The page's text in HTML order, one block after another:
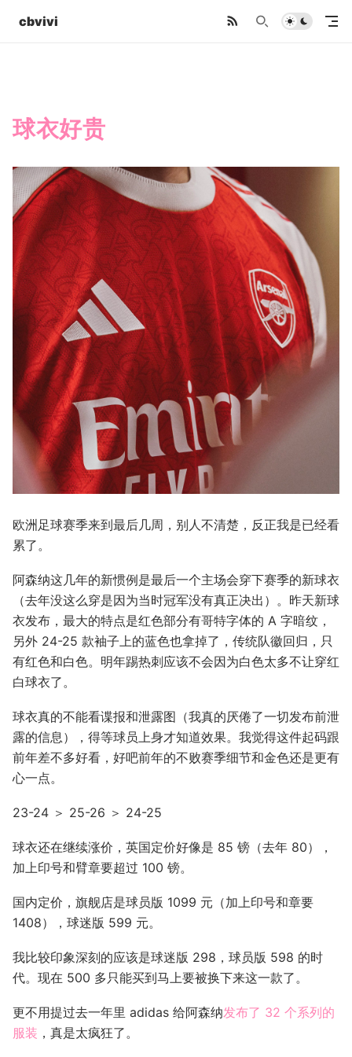
cbvivi
球衣好贵
欧洲足球赛季来到最后几周，别人不清楚，反正我是已经看
累了。
阿森纳这几年的新惯例是最后一个主场会穿下赛季的新球衣
（去年没这么穿是因为当时冠军没有真正决出）。昨天新球
衣发布，最大的特点是红色部分有哥特字体的 A 字暗纹，
另外 24-25 款袖子上的蓝色也拿掉了，传统队徽回归，只
有红色和白色。明年踢热刺应该不会因为白色太多不让穿红
白球衣了。
球衣真的不能看谍报和泄露图（我真的厌倦了一切发布前泄
露的信息），得等球员上身才知道效果。我觉得这件起码跟
前年差不多好看，好吧前年的不败赛季细节和金色还是更有
心一点。
23-24 ＞ 25-26 ＞ 24-25
球衣还在继续涨价，英国定价好像是 85 镑（去年 80），
加上印号和臂章要超过 100 镑。
国内定价，旗舰店是球员版 1099 元（加上印号和章要
1408），球迷版 599 元。
我比较印象深刻的应该是球迷版 298，球员版 598 的时
代。现在 500 多只能买到马上要被换下来这一款了。
更不用提过去一年里 adidas 给阿森纳发布了 32 个系列的
服装 ，真是太疯狂了。